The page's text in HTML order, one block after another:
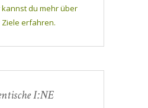
kannst du mehr über
Ziele erfahren.
I:NE